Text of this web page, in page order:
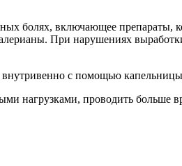
болях, включающее
При нарушениях
с помощью
нагрузками, проводить больше